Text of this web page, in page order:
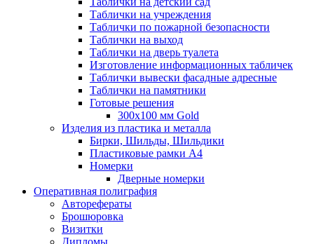
Таблички на учреждения
Таблички по пожарной безопасности
Таблички на выход
Таблички на дверь туалета
Изготовление информационных табличек
Таблички вывески фасадные адресные
Таблички на памятники
Готовые решения
300x100 мм Gold
Изделия из пластика и металла
Бирки, Шильды, Шильдики
Пластиковые рамки А4
Номерки
Дверные номерки
Оперативная полиграфия
Авторефераты
Брошюровка
Визитки
Дипломы